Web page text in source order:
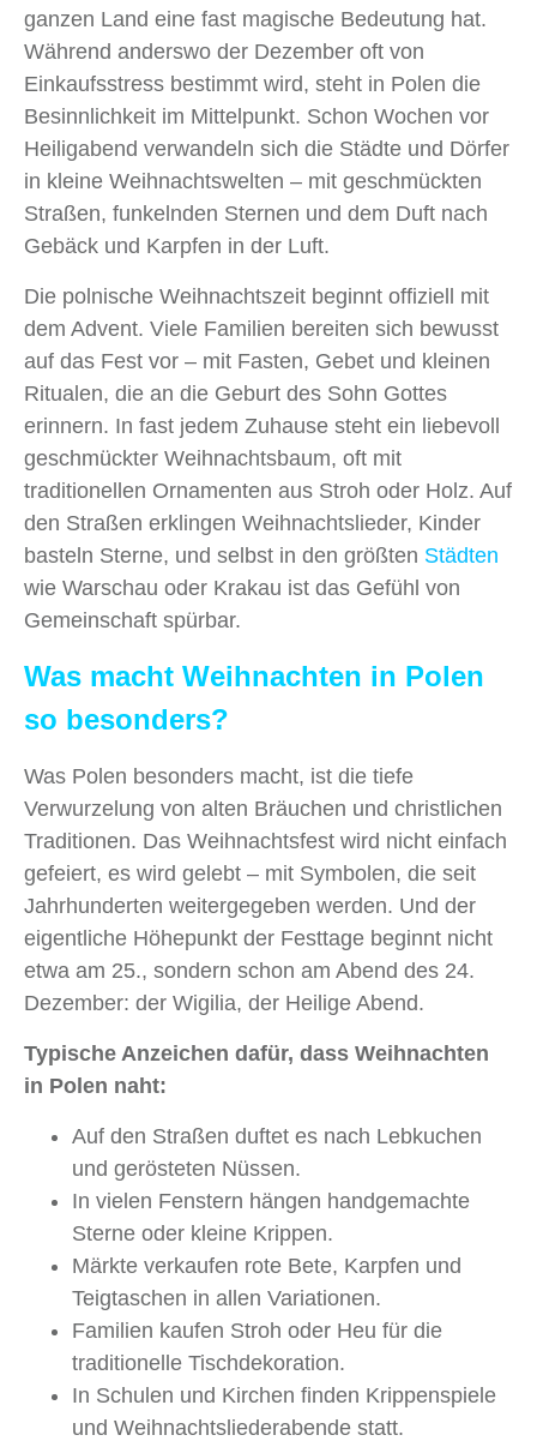
ganzen Land eine fast magische Bedeutung hat.
Während anderswo der Dezember oft von
Einkaufsstress bestimmt wird, steht in Polen die
Besinnlichkeit im Mittelpunkt. Schon Wochen vor
Heiligabend verwandeln sich die Städte und Dörfer
in kleine Weihnachtswelten – mit geschmückten
Straßen, funkelnden Sternen und dem Duft nach
Gebäck und Karpfen in der Luft.
Die polnische Weihnachtszeit beginnt offiziell mit
dem Advent. Viele Familien bereiten sich bewusst
auf das Fest vor – mit Fasten, Gebet und kleinen
Ritualen, die an die Geburt des Sohn Gottes
erinnern. In fast jedem Zuhause steht ein liebevoll
geschmückter Weihnachtsbaum, oft mit
traditionellen Ornamenten aus Stroh oder Holz. Auf
den Straßen erklingen Weihnachtslieder, Kinder
basteln Sterne, und selbst in den größten Städten
wie Warschau oder Krakau ist das Gefühl von
Gemeinschaft spürbar.
Was macht Weihnachten in Polen
so besonders?
Was Polen besonders macht, ist die tiefe
Verwurzelung von alten Bräuchen und christlichen
Traditionen. Das Weihnachtsfest wird nicht einfach
gefeiert, es wird gelebt – mit Symbolen, die seit
Jahrhunderten weitergegeben werden. Und der
eigentliche Höhepunkt der Festtage beginnt nicht
etwa am 25., sondern schon am Abend des 24.
Dezember: der Wigilia, der Heilige Abend.
Typische Anzeichen dafür, dass Weihnachten
in Polen naht:
Auf den Straßen duftet es nach Lebkuchen
und gerösteten Nüssen.
In vielen Fenstern hängen handgemachte
Sterne oder kleine Krippen.
Märkte verkaufen rote Bete, Karpfen und
Teigtaschen in allen Variationen.
Familien kaufen Stroh oder Heu für die
traditionelle Tischdekoration.
In Schulen und Kirchen finden Krippenspiele
und Weihnachtsliederabende statt.